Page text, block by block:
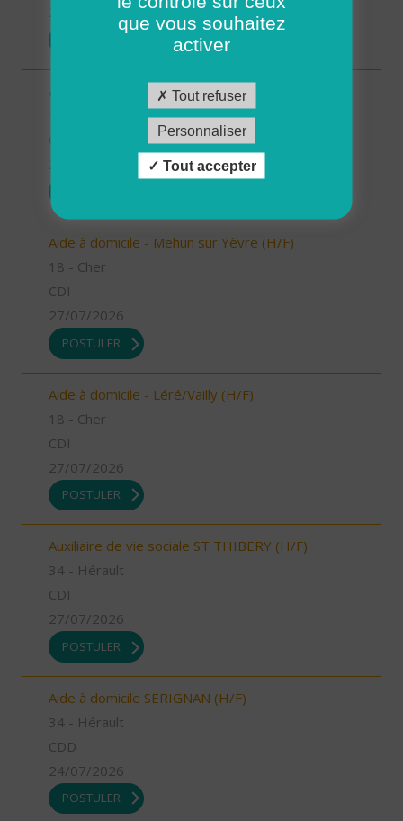
27/07/2026
Aide à domicile - Baugy (H/F)
Aide à domicile - Mehun sur Yèvre (H/F)
18 - Cher
CDI
27/07/2026
POSTULER
Aide à domicile - Léré/Vailly (H/F)
18 - Cher
CDI
27/07/2026
POSTULER
Auxiliaire de vie sociale ST THIBERY (H/F)
34 - Hérault
CDI
27/07/2026
POSTULER
Aide à domicile SERIGNAN (H/F)
34 - Hérault
CDD
24/07/2026
POSTULER
que vous souhaitez
activer
Tout refuser
Personnaliser
Tout accepter